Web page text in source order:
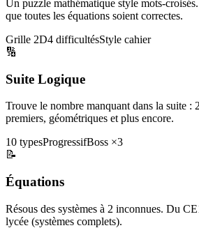
Un puzzle mathématique style mots-
que toutes les équations soient correctes.
Grille 2D4 difficultésStyle cahier
🔢
Suite Logique
Trouve le nombre manquant dans la suite :
premiers, géométriques et plus encore.
10 typesProgressifBoss ×3
📝
Équations
Résous des systèmes à 2 inconnues. Du
lycée (systèmes complets).